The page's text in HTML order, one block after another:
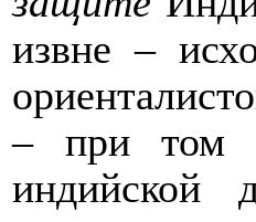
извне –
– при том
индийской